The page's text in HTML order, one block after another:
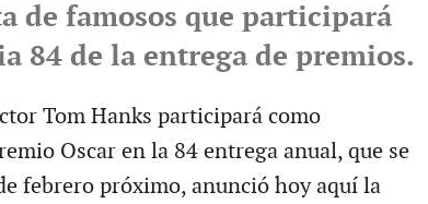
de famosos que participará
84 de la entrega de premios.
Tom Hanks participará como
Oscar en la 84 entrega anual, que se
febrero próximo, anunció hoy aquí la